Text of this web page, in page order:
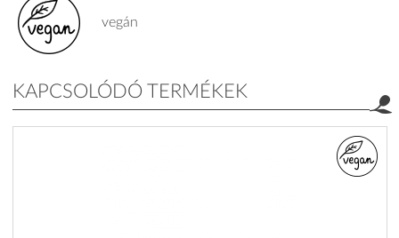
vegán
KAPCSOLÓDÓ TERMÉKEK